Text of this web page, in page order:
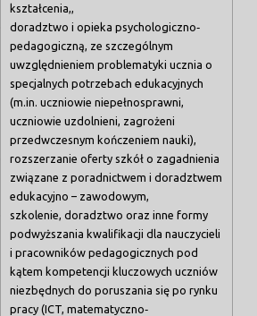
kształcenia,,
doradztwo i opieka psychologiczno‐
pedagogiczną, ze szczególnym
uwzględnieniem problematyki ucznia o
specjalnych potrzebach edukacyjnych
(m.in. uczniowie niepełnosprawni,
uczniowie uzdolnieni, zagrożeni
przedwczesnym kończeniem nauki),
rozszerzanie oferty szkół o zagadnienia
związane z poradnictwem i doradztwem
edukacyjno – zawodowym,
szkolenie, doradztwo oraz inne formy
podwyższania kwalifikacji dla nauczycieli
i pracowników pedagogicznych pod
kątem kompetencji kluczowych uczniów
niezbędnych do poruszania się po rynku
pracy (ICT, matematyczno‐